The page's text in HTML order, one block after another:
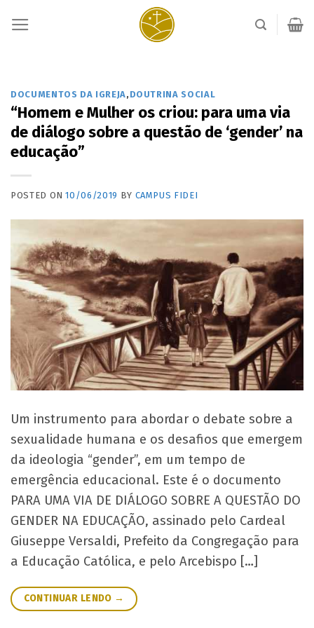
DOCUMENTOS DA IGREJA, DOUTRINA SOCIAL
“Homem e Mulher os criou: para uma via
de diálogo sobre a questão de ‘gender’ na
educação”
POSTED ON10/06/2019 BY CAMPUS FIDEI
Um instrumento para abordar o debate sobre a
sexualidade humana e os desafios que emergem
da ideologia “gender”, em um tempo de
emergência educacional. Este é o documento
PARA UMA VIA DE DIÁLOGO SOBRE A QUESTÃO DO
GENDER NA EDUCAÇÃO, assinado pelo Cardeal
Giuseppe Versaldi, Prefeito da Congregação para
a Educação Católica, e pelo Arcebispo […]
CONTINUAR LENDO →